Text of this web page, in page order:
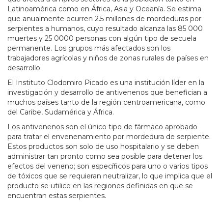
Latinoamérica como en África, Asia y Oceanía. Se estima
que anualmente ocurren 2.5 millones de mordeduras por
serpientes a humanos, cuyo resultado alcanza las 85 000
muertes y 25 0000 personas con algún tipo de secuela
permanente. Los grupos más afectados son los
trabajadores agrícolas y niños de zonas rurales de países en
desarrollo.
El Instituto Clodomiro Picado es una institución líder en la
investigación y desarrollo de antivenenos que benefician a
muchos países tanto de la región centroamericana, como
del Caribe, Sudamérica y África.
Los antivenenos son el único tipo de fármaco aprobado
para tratar el envenenamiento por mordedura de serpiente.
Estos productos son solo de uso hospitalario y se deben
administrar tan pronto como sea posible para detener los
efectos del veneno; son específicos para uno o varios tipos
de tóxicos que se requieran neutralizar, lo que implica que el
producto se utilice en las regiones definidas en que se
encuentran estas serpientes.